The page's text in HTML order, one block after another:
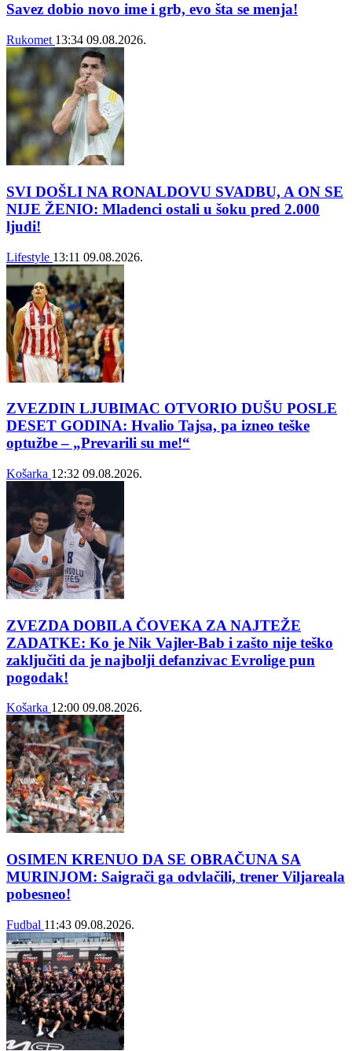
Savez dobio novo ime i grb, evo šta se menja!
Rukomet 13:34 09.08.2026.
SVI DOŠLI NA RONALDOVU SVADBU, A ON SE
NIJE ŽENIO: Mladenci ostali u šoku pred 2.000
ljudi!
Lifestyle 13:11 09.08.2026.
ZVEZDIN LJUBIMAC OTVORIO DUŠU POSLE
DESET GODINA: Hvalio Tajsa, pa izneo teške
optužbe – „Prevarili su me!“
Košarka 12:32 09.08.2026.
ZVEZDA DOBILA ČOVEKA ZA NAJTEŽE
ZADATKE: Ko je Nik Vajler-Bab i zašto nije teško
zaključiti da je najbolji defanzivac Evrolige pun
pogodak!
Košarka 12:00 09.08.2026.
OSIMEN KRENUO DA SE OBRAČUNA SA
MURINJOM: Saigrači ga odvlačili, trener Viljareala
pobesneo!
Fudbal 11:43 09.08.2026.